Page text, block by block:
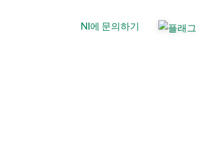
NI에 문의하기